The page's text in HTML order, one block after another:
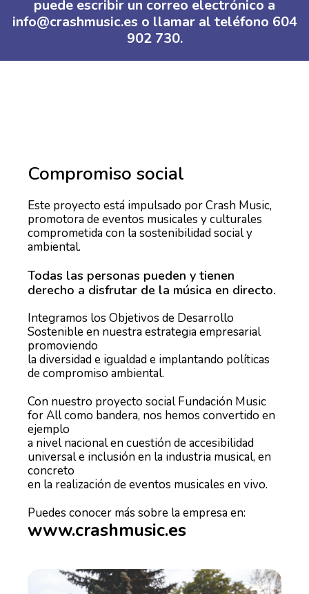
puede escribir un correo electrónico a
info@crashmusic.es o llamar al teléfono 604
902 730.
Compromiso social
Este proyecto está impulsado por Crash Music,
promotora de eventos musicales y culturales
comprometida con la sostenibilidad social y
ambiental.
Todas las personas pueden y tienen
derecho a disfrutar de la música en directo.
Integramos los Objetivos de Desarrollo
Sostenible en nuestra estrategia empresarial
promoviendo
la diversidad e igualdad e implantando políticas
de compromiso ambiental.
Con nuestro proyecto social Fundación Music
for All como bandera, nos hemos convertido en
ejemplo
a nivel nacional en cuestión de accesibilidad
universal e inclusión en la industria musical, en
concreto
en la realización de eventos musicales en vivo.
Puedes conocer más sobre la empresa en:
www.crashmusic.es